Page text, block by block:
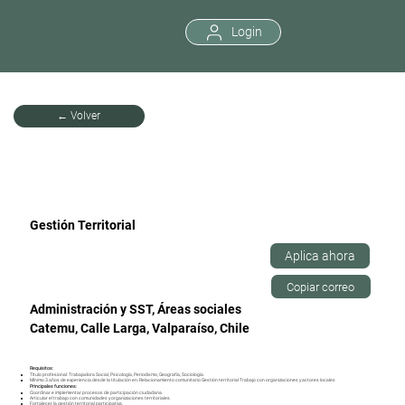
Login
Gestión Territorial
Aplica ahora
Copiar correo
Administración y SST, Áreas sociales
Catemu, Calle Larga, Valparaíso, Chile
Requisitos:
Título profesional: Trabajadora Social, Psicología, Periodismo, Geografía, Sociología.
Mínimo 3 años de experiencia desde la titulación en: Relacionamiento comunitario Gestión territorial Trabajo con organizaciones y actores locales
Principales funciones:
Coordinar e implementar procesos de participación ciudadana.
Articular el trabajo con comunidades y organizaciones territoriales.
Fortalecer la gestión territorial participativa.
← Volver